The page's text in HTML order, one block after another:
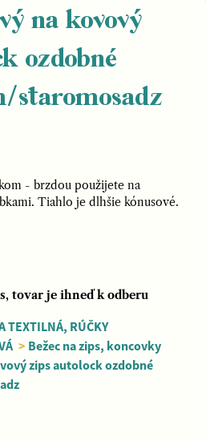
na kovový
ozdobné
staromosadz
- brzdou použijete na
Tiahlo je dlhšie kónusové.
tovar je ihneď k odberu
TEXTILNÁ, RÚČKY
> Bežec na zips, koncovky
zips autolock ozdobné